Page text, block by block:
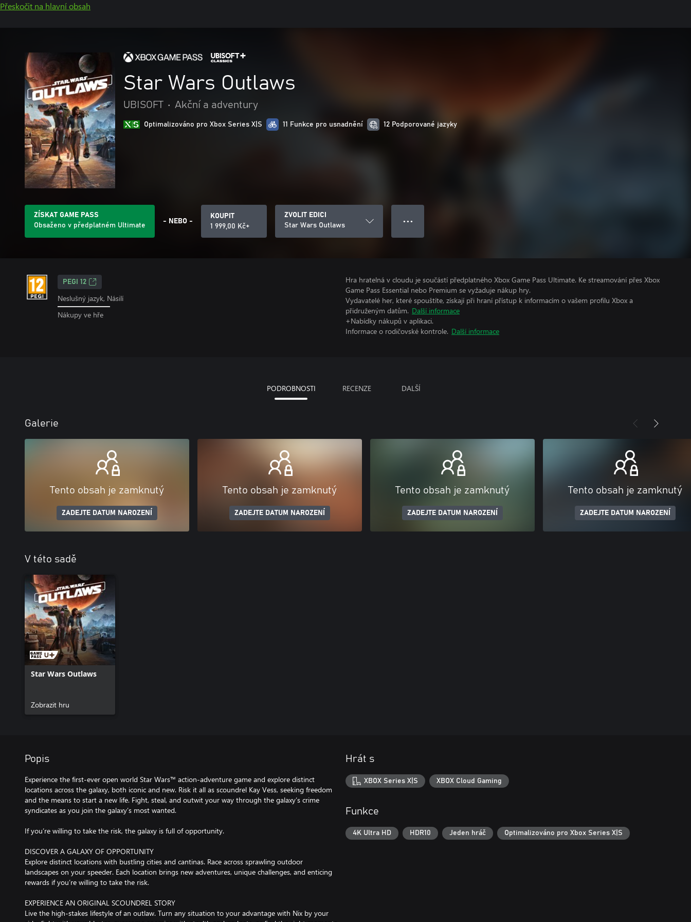
Přeskočit na hlavní obsah
Star Wars Outlaws
UBISOFT • Akční a adventury
Optimalizováno pro Xbox Series X|S 11 Funkce pro usnadnění 12 Podporované jazyky
ZÍSKAT GAME PASS
Obsaženo v předplatném Ultimate
- NEBO -
KOUPIT
1 999,00 Kč+
ZVOLIT EDICI
Star Wars Outlaws
● ● ●
PEGI 12
Neslušný jazyk, Násilí
Nákupy ve hře
Hra hratelná v cloudu je součástí předplatného Xbox Game Pass Ultimate. Ke streamování přes Xbox
Game Pass Essential nebo Premium se vyžaduje nákup hry.
Vydavatelé her, které spouštíte, získají při hraní přístup k informacím o vašem profilu Xbox a
přidruženým datům. Další informace
+Nabídky nákupů v aplikaci.
Informace o rodičovské kontrole. Další informace
PODROBNOSTI RECENZE DALŠÍ
Galerie
Tento obsah je zamknutý
ZADEJTE DATUM NAROZENÍ
Tento obsah je zamknutý
ZADEJTE DATUM NAROZENÍ
Tento obsah je zamknutý
ZADEJTE DATUM NAROZENÍ
Tento obsah je zamknutý
ZADEJTE DATUM NAROZENÍ
V této sadě
Star Wars Outlaws
Zobrazit hru
Popis
Experience the first-ever open world Star Wars™ action-adventure game and explore distinct
locations across the galaxy, both iconic and new. Risk it all as scoundrel Kay Vess, seeking freedom
and the means to start a new life. Fight, steal, and outwit your way through the galaxy’s crime
syndicates as you join the galaxy’s most wanted.
If you’re willing to take the risk, the galaxy is full of opportunity.
DISCOVER A GALAXY OF OPPORTUNITY
Explore distinct locations with bustling cities and cantinas. Race across sprawling outdoor
landscapes on your speeder. Each location brings new adventures, unique challenges, and enticing
rewards if you’re willing to take the risk.
EXPERIENCE AN ORIGINAL SCOUNDREL STORY
Live the high-stakes lifestyle of an outlaw. Turn any situation to your advantage with Nix by your
Hrát s
XBOX Series X|S XBOX Cloud Gaming
Funkce
4K Ultra HD HDR10 Jeden hráč Optimalizováno pro Xbox Series X|S